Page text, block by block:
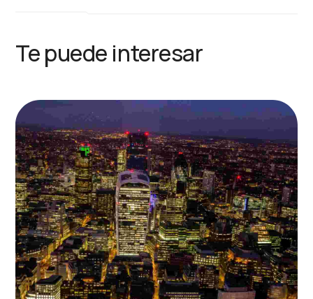
Te puede interesar